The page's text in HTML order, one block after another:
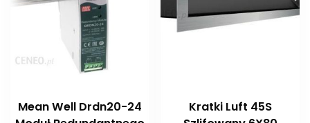
Mean Well Drdn20-24
Kratki Luft 45S